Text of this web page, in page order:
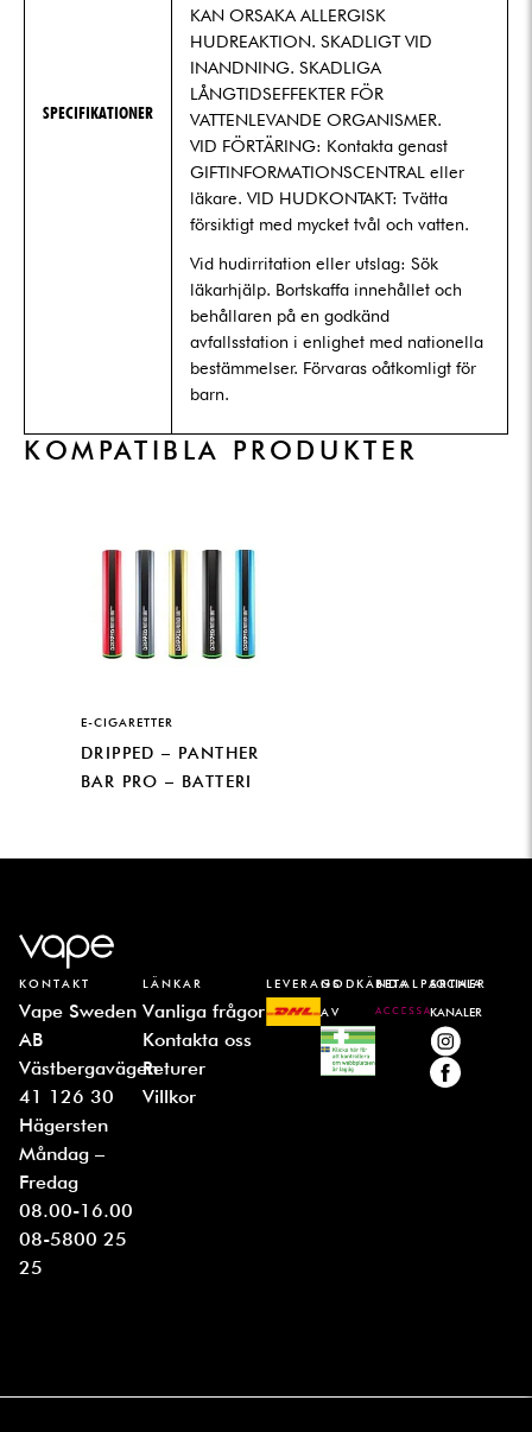
SPECIFIKATIONER
KAN ORSAKA ALLERGISK
HUDREAKTION. SKADLIGT VID
INANDNING. SKADLIGA
LÅNGTIDSEFFEKTER FÖR
VATTENLEVANDE ORGANISMER.
VID FÖRTÄRING: Kontakta genast
GIFTINFORMATIONSCENTRAL eller
läkare. VID HUDKONTAKT: Tvätta
försiktigt med mycket tvål och vatten.
Vid hudirritation eller utslag: Sök
läkarhjälp. Bortskaffa innehållet och
behållaren på en godkänd
avfallsstation i enlighet med nationella
bestämmelser. Förvaras oåtkomligt för
barn.
KOMPATIBLA PRODUKTER
E-CIGARETTER
DRIPPED – PANTHER
BAR PRO – BATTERI
KONTAKT
Vape Sweden
AB
Västbergavägen
41 126 30
Hägersten
Måndag –
Fredag
08.00-16.00
08-5800 25
25
LÄNKAR
Vanliga frågor
Kontakta oss
Returer
Villkor
LEVERANSGODKÄNDA
AV
BETALPARTNER
SOCIALA
KANALER